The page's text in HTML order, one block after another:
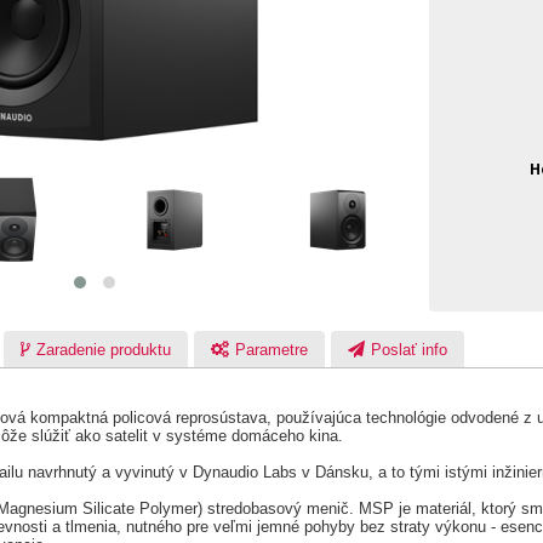
Zaradenie produktu Parametre Poslať info
kompaktná policová reprosústava, používajúca technológie odvodené
slúžiť ako satelit v systéme domáceho kina.
navrhnutý a vyvinutý v Dynaudio Labs v Dánsku, a to tými istými
Silicate Polymer) stredobasový menič. MSP je materiál, ktorý
a tlmenia, nutného pre veľmi jemné pohyby bez straty výkonu -